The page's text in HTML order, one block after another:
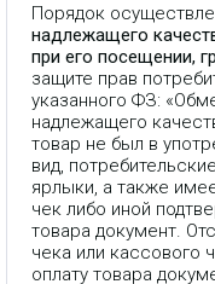
Порядок
надлежащего
при его посещении,
защите прав
указанного ФЗ:
надлежащего
товар не был в
вид,
ярлыки, а также
чек либо иной
товара документ.
чека или кассового
оплату товара